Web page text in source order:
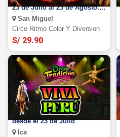
23 de Julio al 23 de Agosto.
Open Plaza La Marina - San
Miguel
San Miguel
Circo Ritmo Color Y Diversion
S/ 29.90
Circo Tradición Ica 2026:
desde el 23 de Julio
Ica